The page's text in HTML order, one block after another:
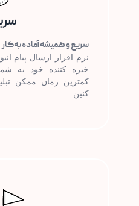
سریع و همیشه آماده به‌کار
نرم افزار ارسال پیام
خیره کننده خود به
کمترین زمان ممکن
کنین